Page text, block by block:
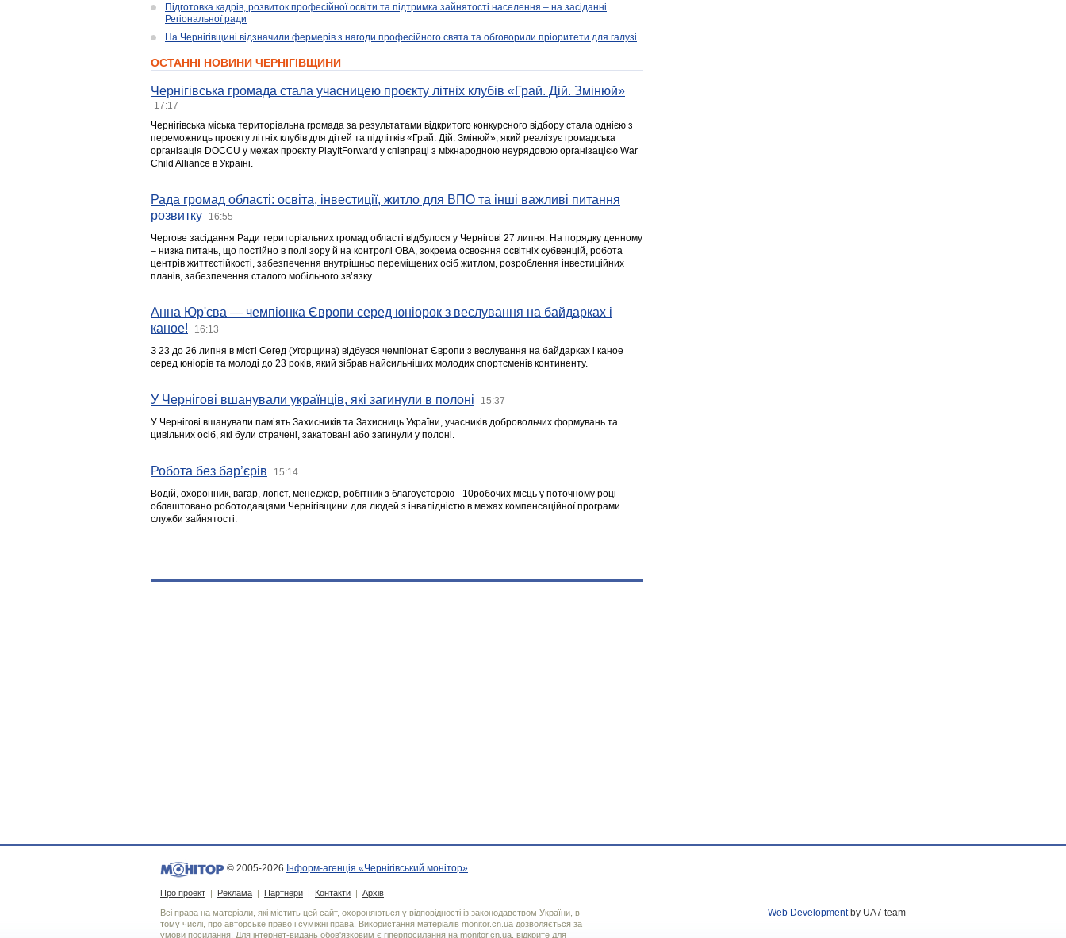
Підготовка кадрів, розвиток професійної освіти та підтримка зайнятості населення – на засіданні
Регіональної ради
На Чернігівщині відзначили фермерів з нагоди професійного свята та обговорили пріоритети для галузі
ОСТАННІ НОВИНИ ЧЕРНІГІВЩИНИ
Чернігівська громада стала учасницею проєкту літніх клубів «Грай. Дій. Змінюй»
17:17
Чернігівська міська територіальна громада за результатами відкритого конкурсного відбору стала однією з
переможниць проєкту літніх клубів для дітей та підлітків «Грай. Дій. Змінюй», який реалізує громадська
організація DOCCU у межах проєкту PlayItForward у співпраці з міжнародною неурядовою організацією War
Child Alliance в Україні.
Рада громад області: освіта, інвестиції, житло для ВПО та інші важливі питання
розвитку
16:55
Чергове засідання Ради територіальних громад області відбулося у Чернігові 27 липня. На порядку денному
– низка питань, що постійно в полі зору й на контролі ОВА, зокрема освоєння освітніх субвенцій, робота
центрів життєстійкості, забезпечення внутрішньо переміщених осіб житлом, розроблення інвестиційних
планів, забезпечення сталого мобільного зв’язку.
Анна Юр'єва — чемпіонка Європи серед юніорок з веслування на байдарках і
каное!
16:13
З 23 до 26 липня в місті Сегед (Угорщина) відбувся чемпіонат Європи з веслування на байдарках і каное
серед юніорів та молоді до 23 років, який зібрав найсильніших молодих спортсменів континенту.
У Чернігові вшанували українців, які загинули в полоні 15:37
У Чернігові вшанували пам’ять Захисників та Захисниць України, учасників добровольчих формувань та
цивільних осіб, які були страчені, закатовані або загинули у полоні.
Робота без бар’єрів 15:14
Водій, охоронник, вагар, логіст, менеджер, робітник з благоусторою– 10робочих місць у поточному році
облаштовано роботодавцями Чернігівщини для людей з інвалідністю в межах компенсаційної програми
служби зайнятості.
© 2005-2026 Інформ-агенція «Чернігівський монітор»
Про проект | Реклама | Партнери | Контакти | Архів
Всі права на матеріали, які містить цей сайт, охороняються у відповідності із законодавством України, в
тому числі, про авторське право і суміжні права. Використання матерiалiв monitor.cn.ua дозволяється за
умови посилання. Для iнтернет-видань обов'язковим є гiперпосилання на monitor.cn.ua, відкрите для
Web Developmentby UA7 team